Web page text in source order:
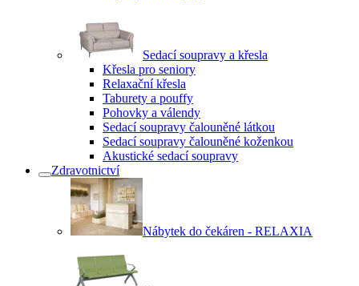
Sedací soupravy a křesla
Křesla pro seniory
Relaxační křesla
Taburety a pouffy
Pohovky a válendy
Sedací soupravy čalouněné látkou
Sedací soupravy čalouněné koženkou
Akustické sedací soupravy
Zdravotnictví
Nábytek do čekáren - RELAXIA